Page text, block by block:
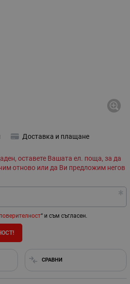
Доставка и плащане
оставете Вашата ел. поща, за да
отново или да Ви предложим негов
“ и съм съгласен.
СРАВНИ